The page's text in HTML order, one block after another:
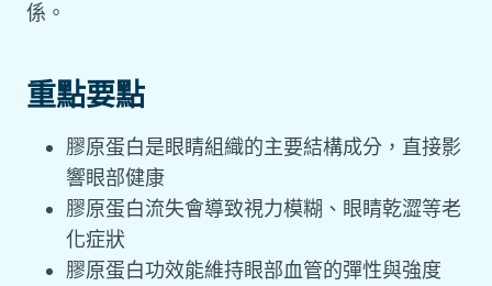
係。
重點要點
膠原蛋白是眼睛組織的主要結構成分，直接影
響眼部健康
膠原蛋白流失會導致視力模糊、眼睛乾澀等老
化症狀
膠原蛋白功效能維持眼部血管的彈性與強度